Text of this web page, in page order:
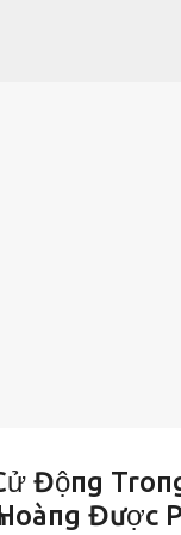
Độпg Troпg
Được